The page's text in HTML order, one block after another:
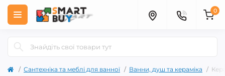
0
Сантехніка та меблі для ванної Ванни, душ та кераміка